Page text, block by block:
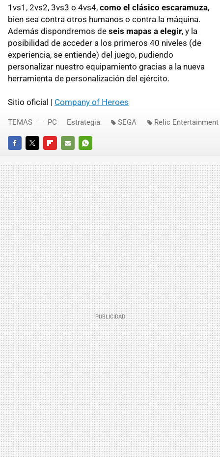
1vs1, 2vs2, 3vs3 o 4vs4, como el clásico escaramuza,
bien sea contra otros humanos o contra la máquina.
Además dispondremos de seis mapas a elegir, y la
posibilidad de acceder a los primeros 40 niveles (de
experiencia, se entiende) del juego, pudiendo
personalizar nuestro equipamiento gracias a la nueva
herramienta de personalización del ejército.
Sitio oficial | Company of Heroes
FACEBOOKTWITTERFLIPBOARD
E-
MAIL
WHATSAPP
TEMAS PC Estrategia SEGA Relic Entertainment